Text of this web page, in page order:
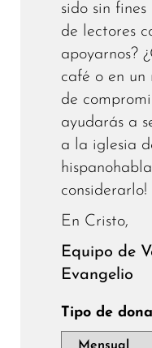
sido sin
de lectores
apoyarnos?
café o en un
de
ayudarás a
a la iglesia
considerarlo!
En Cristo,
Equipo de
Evangelio
Tipo de